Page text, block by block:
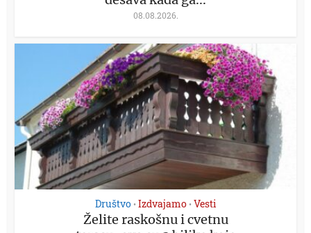
08.08.2026.
Društvo • Izdvajamo • Vesti
Želite raskošnu i cvetnu